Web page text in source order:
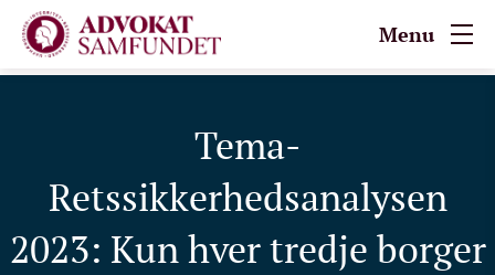
Menu
Tema-
Retssikkerhedsanalysen
2023: Kun hver tredje borger